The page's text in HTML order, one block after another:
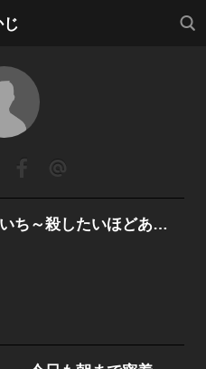
じ
検索
放課後くのいち～殺したいほどあふれてく